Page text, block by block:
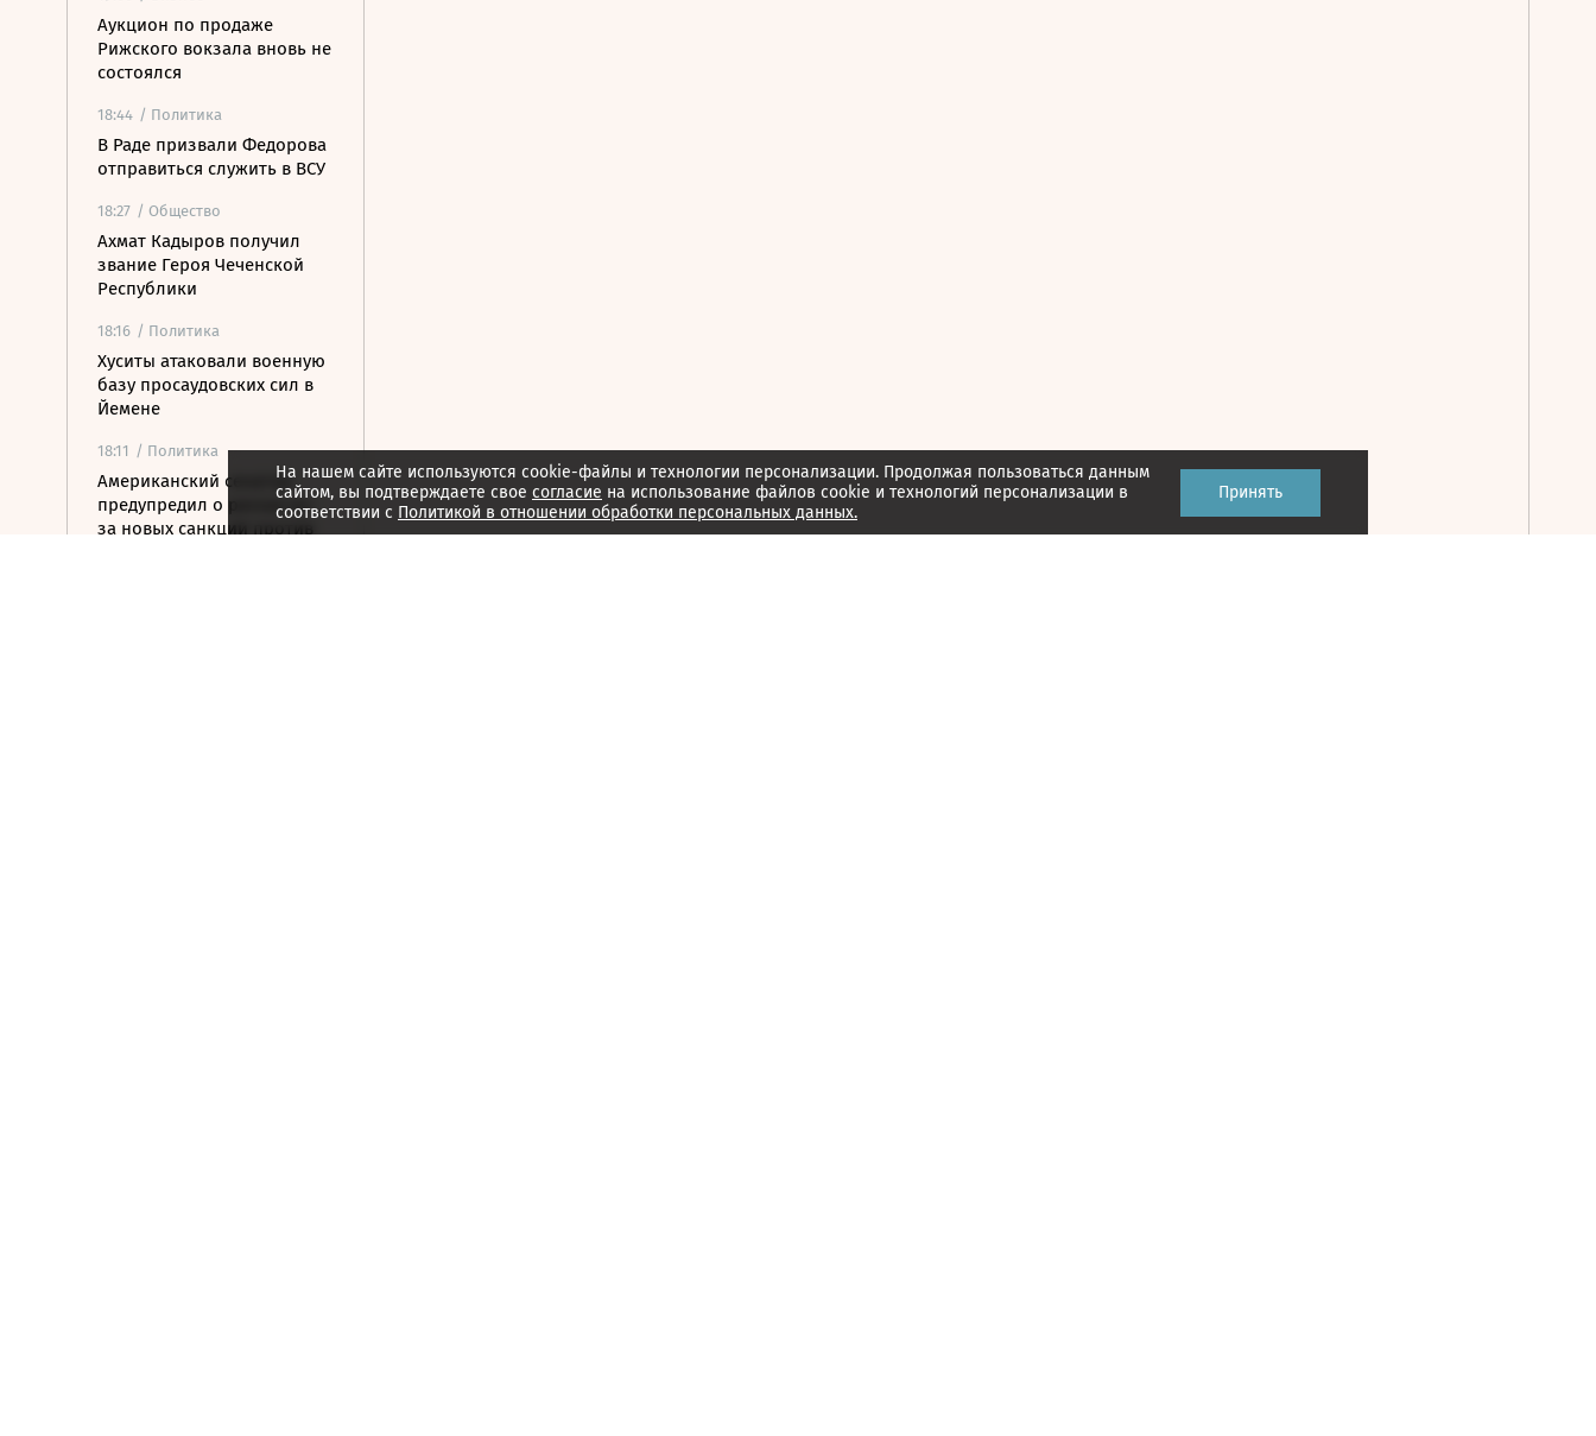
Аукцион по продаже
Рижского вокзала вновь не
состоялся
18:44 / Политика
В Раде призвали Федорова
отправиться служить в ВСУ
18:27 / Общество
Ахмат Кадыров получил
звание Героя Чеченской
Республики
18:16 / Политика
Хуситы атаковали военную
базу просаудовских сил в
Йемене
18:11 / Политика
Американский сенатор
предупредил о рисках из-
за новых санкций против
На нашем сайте используются cookie-файлы и технологии персонализации. Продолжая пользоваться данным
сайтом, вы подтверждаете свое согласие на использование файлов cookie и технологий персонализации в
соответствии с Политикой в отношении обработки персональных данных.
Принять